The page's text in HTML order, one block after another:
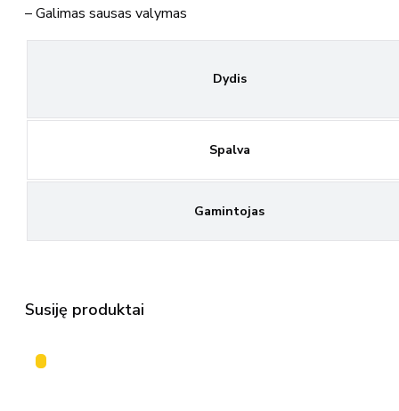
– Galimas sausas valymas
Dydis
Spalva
Gamintojas
Susiję produktai